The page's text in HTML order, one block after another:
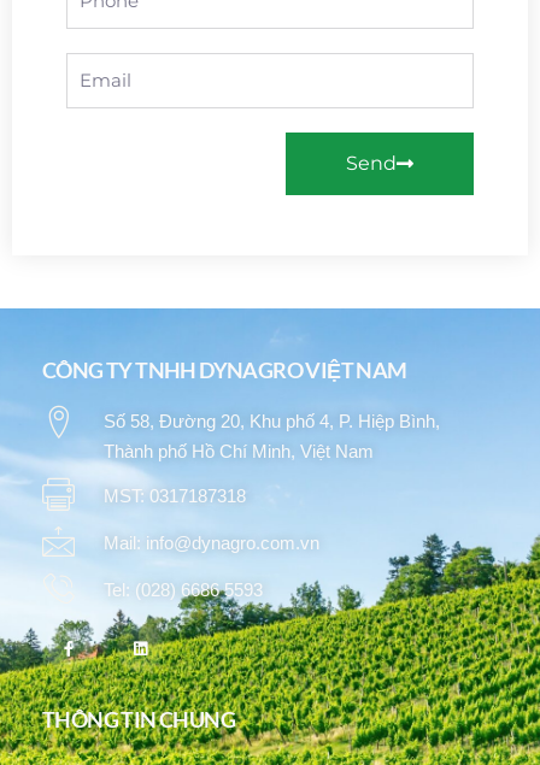
Send
CÔNG TY TNHH DYNAGRO VIỆT NAM
Số 58, Đường 20, Khu phố 4, P. Hiệp Bình,
Thành phố Hồ Chí Minh, Việt Nam
MST: 0317187318
Mail: info@dynagro.com.vn
Tel: (028) 6686 5593
THÔNG TIN CHUNG